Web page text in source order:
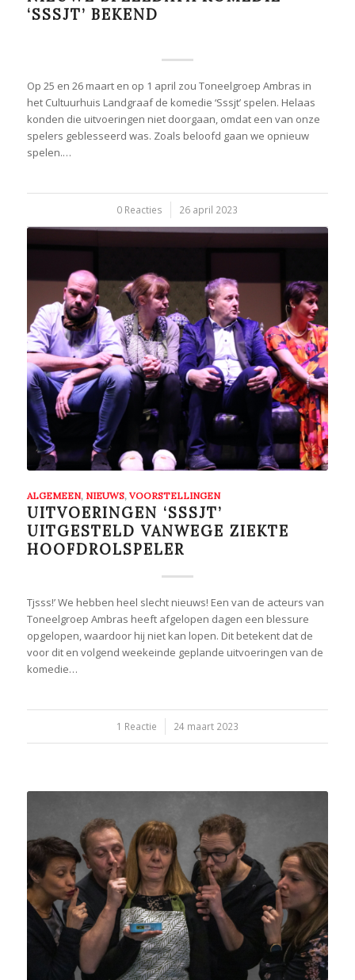
‘SSSJT’ BEKEND
Op 25 en 26 maart en op 1 april zou Toneelgroep Ambras in
het Cultuurhuis Landgraaf de komedie ‘Sssjt’ spelen. Helaas
konden die uitvoeringen niet doorgaan, omdat een van onze
spelers geblesseerd was. Zoals beloofd gaan we opnieuw
spelen.…
0 Reacties
/ 26 april 2023
ALGEMEEN, NIEUWS, VOORSTELLINGEN
UITVOERINGEN ‘SSSJT’
UITGESTELD VANWEGE ZIEKTE
HOOFDROLSPELER
Tjsss!’ We hebben heel slecht nieuws! Een van de acteurs van
Toneelgroep Ambras heeft afgelopen dagen een blessure
opgelopen, waardoor hij niet kan lopen. Dit betekent dat de
voor dit en volgend weekeinde geplande uitvoeringen van de
komedie…
1 Reactie 24 maart 2023